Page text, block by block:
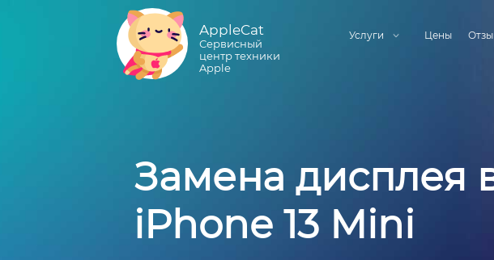
AppleCat
Сервисный
центр техники
Apple
Услуги Цены
Замена дисплея
iPhone 13 Mini